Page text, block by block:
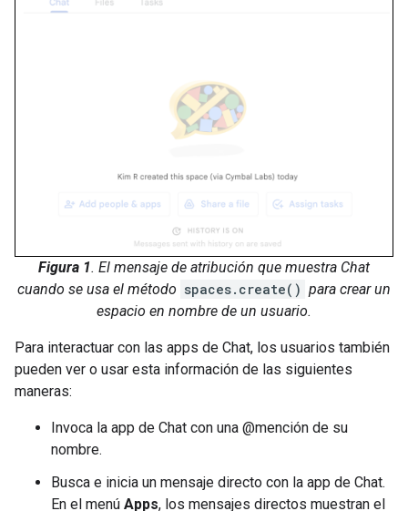
Figura 1. El mensaje de atribución que muestra Chat
cuando se usa el método spaces.create() para crear un
espacio en nombre de un usuario.
Para interactuar con las apps de Chat, los usuarios también
pueden ver o usar esta información de las siguientes
maneras:
Invoca la app de Chat con una @mención de su
nombre.
Busca e inicia un mensaje directo con la app de Chat.
En el menú Apps, los mensajes directos muestran el